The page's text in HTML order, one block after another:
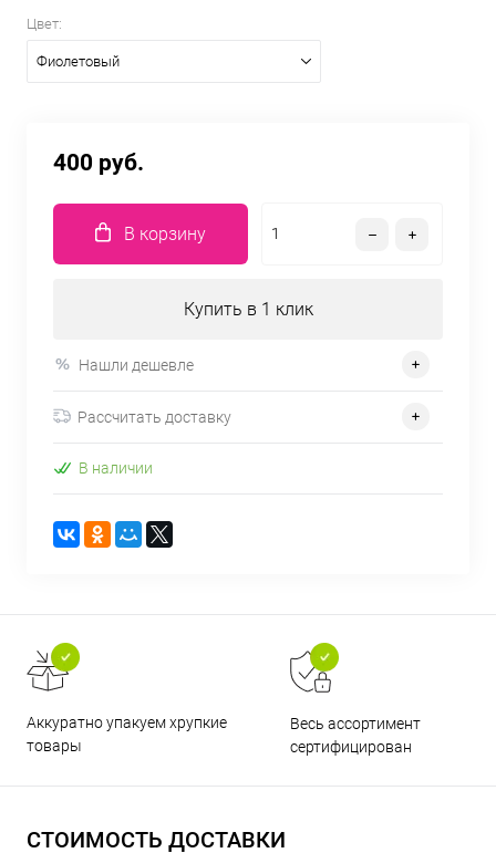
Цвет:
Фиолетовый
400 руб.
В корзину
Купить в 1 клик
Нашли дешевле
Рассчитать доставку
В наличии
Аккуратно упакуем хрупкие
товары
Весь ассортимент
сертифицирован
СТОИМОСТЬ ДОСТАВКИ